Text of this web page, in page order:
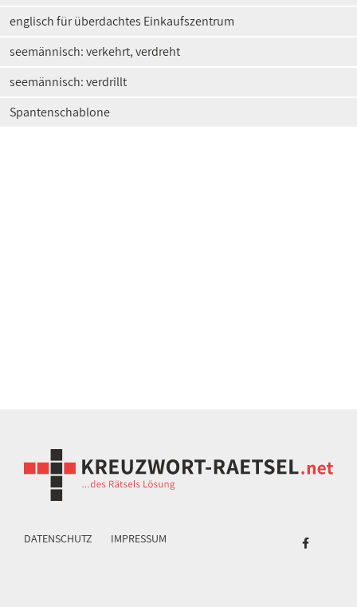
englisch für überdachtes Einkaufszentrum
seemännisch: verkehrt, verdreht
seemännisch: verdrillt
Spantenschablone
DATENSCHUTZ IMPRESSUM